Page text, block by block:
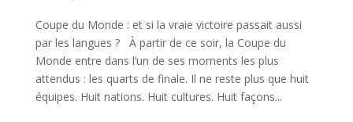
Coupe du Monde : et si la vraie victoire passait aussi
par les langues ? À partir de ce soir, la Coupe du
Monde entre dans l’un de ses moments les plus
attendus : les quarts de finale. Il ne reste plus que huit
équipes. Huit nations. Huit cultures. Huit façons...